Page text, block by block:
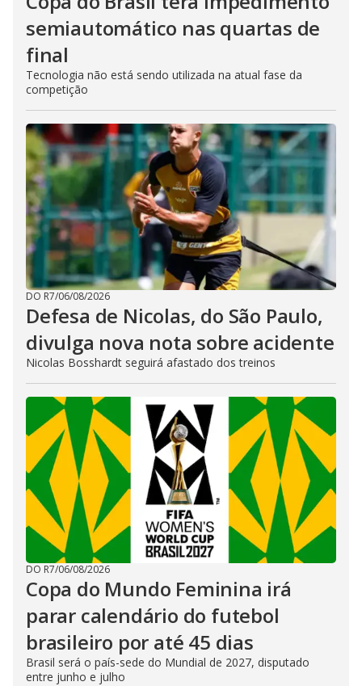
semiautomático nas quartas de
final
Tecnologia não está sendo utilizada na atual fase da
competição
DO R7/06/08/2026
Defesa de Nicolas, do São Paulo,
divulga nova nota sobre acidente
Nicolas Bosshardt seguirá afastado dos treinos
DO R7/06/08/2026
Copa do Mundo Feminina irá
parar calendário do futebol
brasileiro por até 45 dias
Brasil será o país-sede do Mundial de 2027, disputado
entre junho e julho